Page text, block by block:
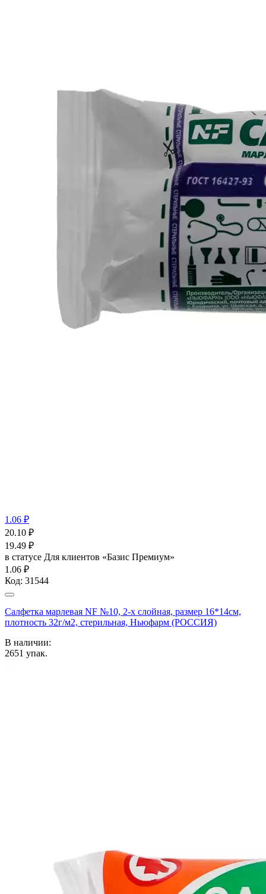
1.06 ₽
20.10 ₽
19.49 ₽
в статусе Для клиентов «Базис Премиум»
1.06 ₽
Код: 31544
Салфетка марлевая NF №10, 2-х слойная, размер 16*14см,
плотность 32г/м2, стерильная, Ньюфарм (РОССИЯ)
В наличии:
2651 упак.